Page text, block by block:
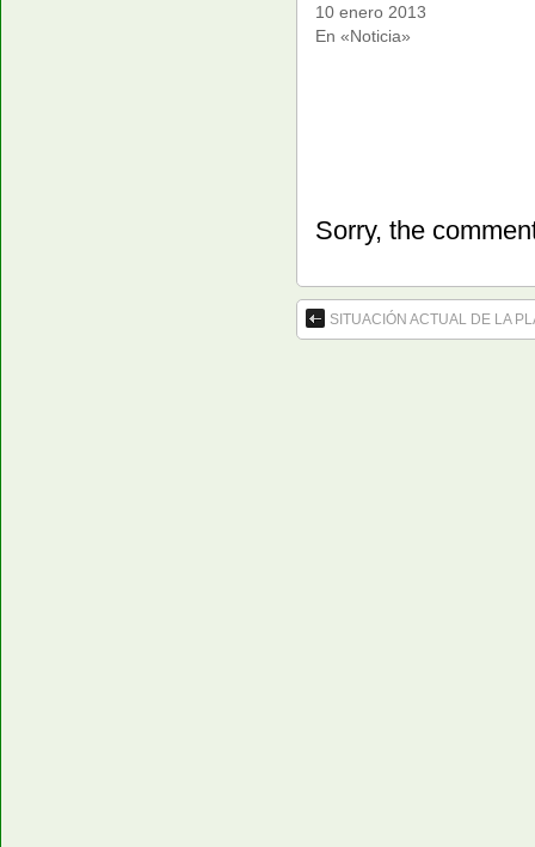
10 enero 2013
En «Noticia»
Sorry, the
SITUACIÓN ACTUAL DE LA